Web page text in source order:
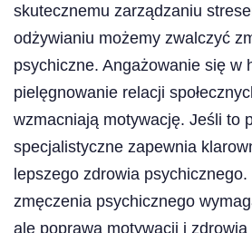
skutecznemu zarządzaniu
odżywianiu możemy zwalczyć
psychiczne. Angażowanie się w
pielęgnowanie relacji
wzmacniają motywację. Jeśli to
specjalistyczne zapewnia
lepszego zdrowia
zmęczenia psychicznego
ale poprawa motywacji i